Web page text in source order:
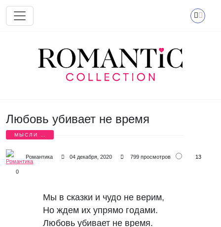
Перейти к основному содержанию
Любовь убивает не время
МЫСЛИ О
Романтика 04 декабря, 2020 799 просмотров 13
0
Мы в сказки и чудо не верим,
Но ждем их упрямо годами.
Любовь убивает не время.